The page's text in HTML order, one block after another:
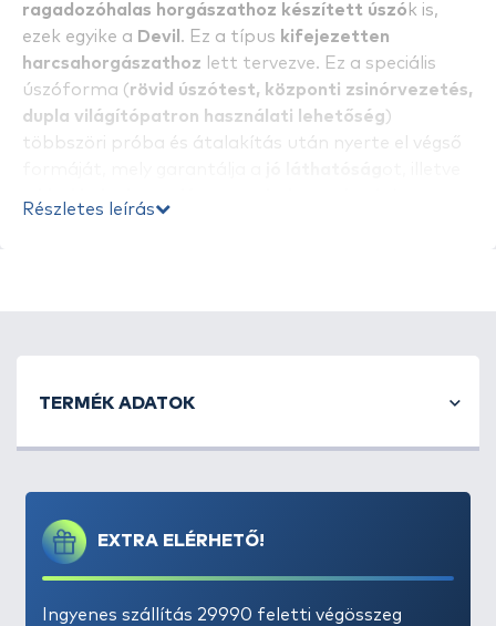
ragadozóhalas horgászathoz készített úszó k is,
ezek egyike a Devil . Ez a típus kifejezetten
harcsahorgászathoz lett tervezve. Ez a speciális
úszóforma (rövid úszótest, központi zsinórvezetés,
dupla világítópatron használati lehetőség)
többszöri próba és átalakítás után nyerte el végső
Részletes leírás
EXTRA ELÉRHETŐ!
Ingyenes szállítás 29990 feletti végösszeg
TERMÉK ADATOK